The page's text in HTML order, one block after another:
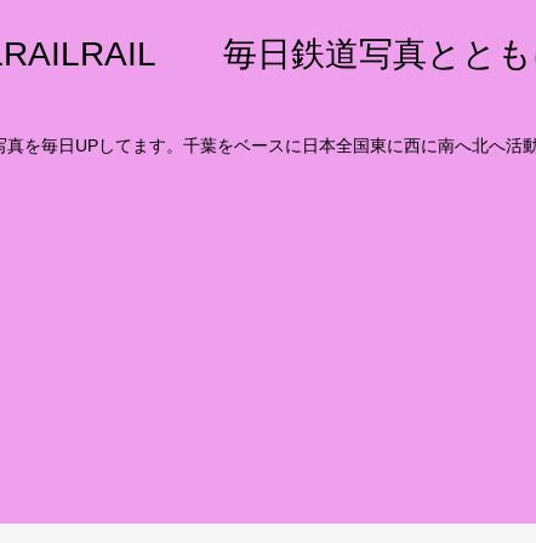
毎日鉄道写真ととも
真を毎日UPしてます。千葉をベースに日本全国東に西に南へ北へ活